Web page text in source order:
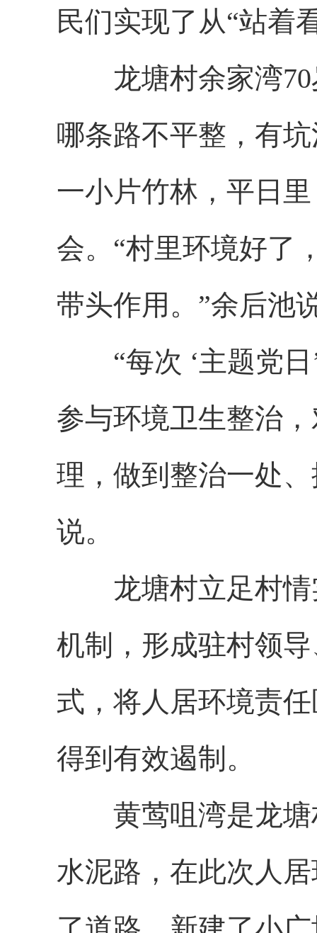
民们实现了从“站着
龙塘村余家湾70
哪条路不平整，有
一小片竹林，平日
会。“村里环境好了
带头作用。”余后池
“每次 ‘主题党日
参与环境卫生整治
理，做到整治一处
说。
龙塘村立足村情
机制，形成驻村领
式，将人居环境责
得到有效遏制。
黄莺咀湾是龙塘
水泥路，在此次人